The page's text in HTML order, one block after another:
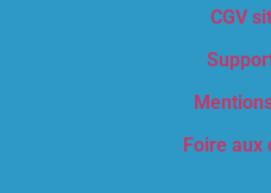
CGV
Foire aux